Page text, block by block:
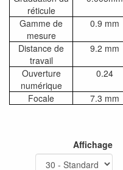
réticule
Gamme de
mesure
0.9 mm
Distance de
travail
9.2 mm
Ouverture
numérique
0.24
Focale 7.3 mm
Affichage